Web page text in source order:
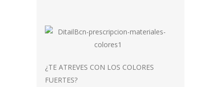
¿TE ATREVES CON LOS COLORES
FUERTES?